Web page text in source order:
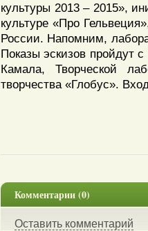
культуры 2013 – 2015»,
культуре «Про
России. Напомним,
Показы эскизов пройдут
Камала, Творческой
творчества «Глобус».
Комментарии (0)
Оставить комментарий